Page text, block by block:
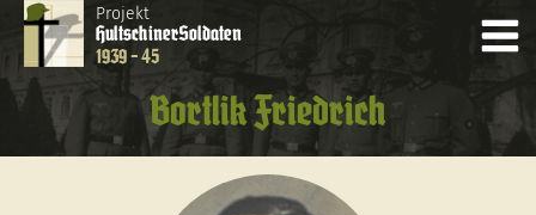
Projekt
HultschinerSoldaten
1939 - 45
Bortlik Friedrich